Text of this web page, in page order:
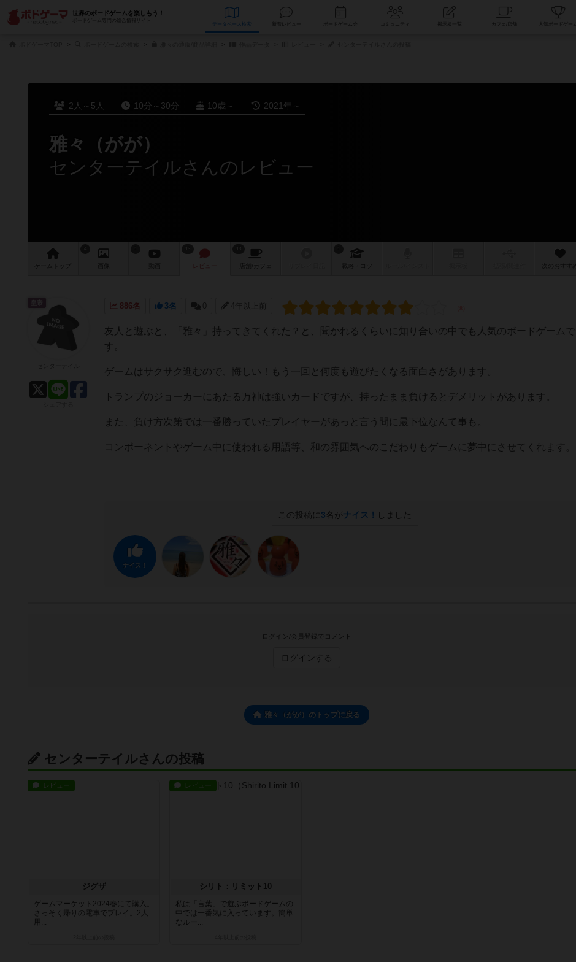
世界のボードゲームを楽しもう！
ボードゲーム専門の総合情報サイト
データベース コミュニティ
2人～5人 10分～30分 10歳～ 2021年～
雅々（がが）
センターテイルさんのレビュー
ゲーム 画像 レビュー 店舗/ カフェ 戦略 次のおすすめ
886名 3名 0 4年以上前
友人と遊ぶと、「雅々」持ってきてくれた？と、聞かれるくらいに知り合いの中でも人気のボードゲームで
す。
ゲームはサクサク進むので、悔しい！もう一回と何度も遊びたくなる面白さがあります。
トランプのジョーカーにあたる万神は強いカードですが、持ったまま負けるとデメリットがあります。
また、負け方次第では一番勝っていたプレイヤーがあっと言う間に最下位なんて事も。
コンポーネントやゲーム中に使われる用語等、和の雰囲気へのこだわりもゲームに夢中にさせてくれます。
この投稿に 3名がナイス！ しました
ナイス！
皇帝
ログイン/会員登録でコメント
ログインする
雅々（がが）のトップに戻る
センターテイルさんの投稿
レビュー
ジグザ
ゲームマーケット2024春にて購入。
さっそく帰りの電車でプレイ。2人
用...
レビュー
シリト：リミット10
私は「言葉」で遊ぶボードゲームの
中では一番気に入っています。簡単
なルー...